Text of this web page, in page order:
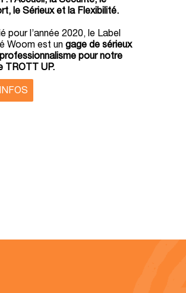
le Sérieux et la Flexibilité.
pour l’année 2020, le Label
Woom est ungage de sérieux
pour notre
TROTT UP.